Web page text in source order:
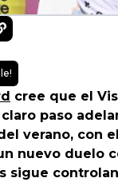
cree que el
paso
verano, con
nuevo duelo
sigue